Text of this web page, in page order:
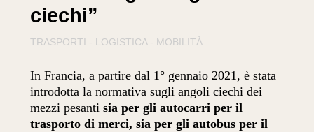
ciechi”
TRASPORTI - LOGISTICA - MOBILITÀ
In Francia, a partire dal 1° gennaio 2021, è stata
introdotta la normativa sugli angoli ciechi dei
mezzi pesantisia per gli autocarri per il
trasporto di merci, sia per gli autobus per il